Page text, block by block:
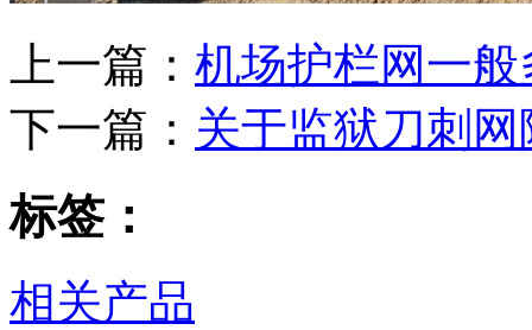
上一篇： 机场护栏网一
下一篇： 关于监狱刀刺
标签：
相关产品